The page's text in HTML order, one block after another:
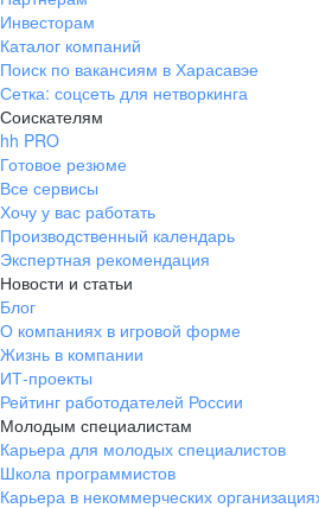
Инвесторам
Каталог компаний
Поиск по вакансиям в Харасавэе
Сетка: соцсеть для нетворкинга
Соискателям
hh PRO
Готовое резюме
Все сервисы
Хочу у вас работать
Производственный календарь
Экспертная рекомендация
Новости и статьи
Блог
О компаниях в игровой форме
Жизнь в компании
ИТ-проекты
Рейтинг работодателей России
Молодым специалистам
Карьера для молодых специалистов
Школа программистов
Карьера в некоммерческих